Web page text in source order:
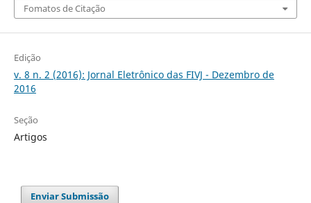
Fomatos de Citação
Edição
v. 8 n. 2 (2016): Jornal Eletrônico das FIVJ - Dezembro de
2016
Seção
Artigos
Enviar Submissão